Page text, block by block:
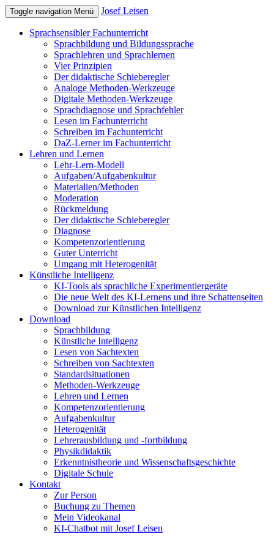
Toggle navigation Menü Josef Leisen
Sprachsensibler Fachunterricht
Sprachbildung und Bildungssprache
Sprachlehren und Sprachlernen
Vier Prinzipien
Der didaktische Schieberegler
Analoge Methoden-Werkzeuge
Digitale Methoden-Werkzeuge
Sprachdiagnose und Sprachfehler
Lesen im Fachunterricht
Schreiben im Fachunterricht
DaZ-Lerner im Fachunterricht
Lehren und Lernen
Lehr-Lern-Modell
Aufgaben/Aufgabenkultur
Materialien/Methoden
Moderation
Rückmeldung
Der didaktische Schieberegler
Diagnose
Kompetenzorientierung
Guter Unterricht
Umgang mit Heterogenität
Künstliche Intelligenz
KI-Tools als sprachliche Experimentiergeräte
Die neue Welt des KI-Lernens und ihre Schattenseiten
Download zur Künstlichen Intelligenz
Download
Sprachbildung
Künstliche Intelligenz
Lesen von Sachtexten
Schreiben von Sachtexten
Standardsituationen
Methoden-Werkzeuge
Lehren und Lernen
Kompetenzorientierung
Aufgabenkultur
Heterogenität
Lehrerausbildung und -fortbildung
Physikdidaktik
Erkenntnistheorie und Wissenschaftsgeschichte
Digitale Schule
Kontakt
Zur Person
Buchung zu Themen
Mein Videokanal
KI-Chatbot mit Josef Leisen